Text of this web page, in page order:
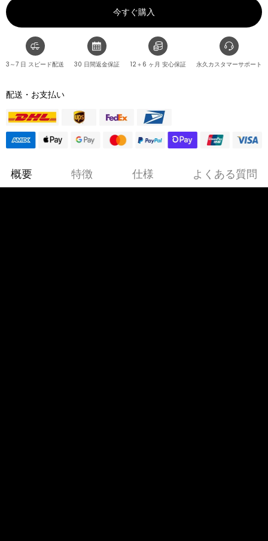
今すぐ購入
3～7 日 スピード配送 30 日間返金保証 12＋6 ヶ月 安心保証 永久カスタマーサポート
配送・お支払い
概要 特徴 仕様 よくある質問